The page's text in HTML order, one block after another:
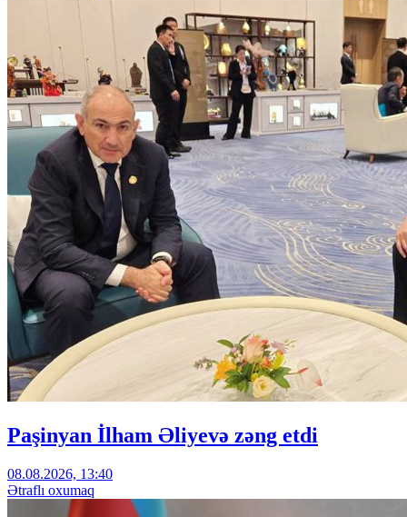
Paşinyan İlham Əliyevə zəng etdi
08.08.2026, 13:40
Ətraflı oxumaq